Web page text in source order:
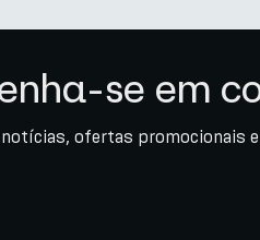
se em
ofertas promocionais